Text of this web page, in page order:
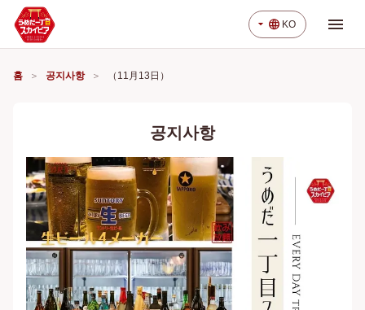
arrow_drop_down language KO menu
홈 공지사항 （11月13日）
공지사항